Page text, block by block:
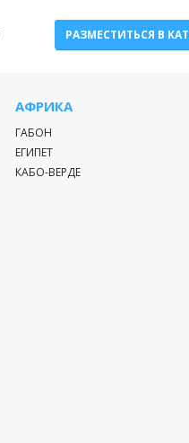
РАЗМЕСТИТЬСЯ В
АФРИКА
ГАБОН
ЕГИПЕТ
КАБО-ВЕРДЕ